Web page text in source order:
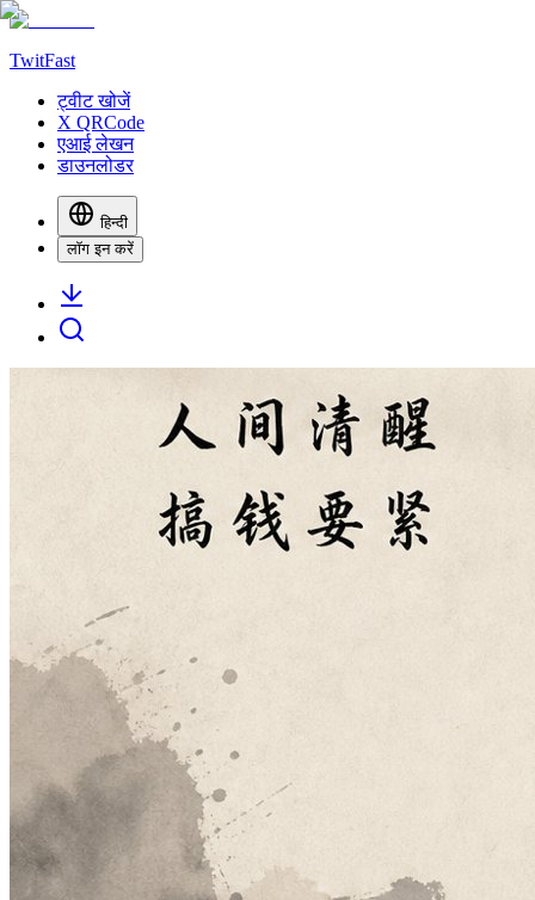
TwitFast
ट्वीट खोजें
X QRCode
एआई लेखन
डाउनलोडर
हिन्दी
लॉग इन करें